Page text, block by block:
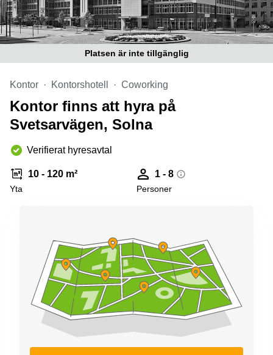
Platsen är inte tillgänglig
Kontor Kontorshotell Coworking
Kontor finns att hyra på
Svetsarvägen, Solna
Verifierat hyresavtal
10 - 120 m²
Yta
1 - 8
Personer